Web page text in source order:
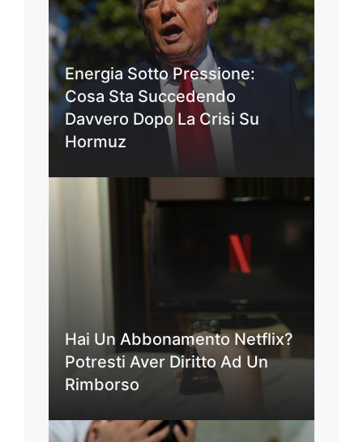
Energia Sotto Pressione:
Cosa Sta Succedendo
Davvero Dopo La Crisi Su
Hormuz
Hai Un Abbonamento Netflix?
Potresti Aver Diritto Ad Un
Rimborso